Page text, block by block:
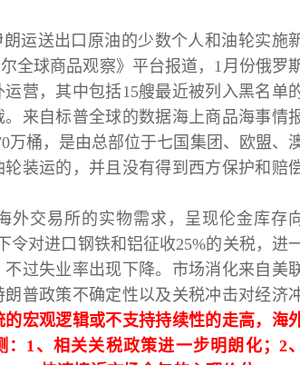
张尧浠 打卡获得 15积分
袁友江 打卡获得 10积分
张尧浠 打卡获得 20积分
何小冰 打卡获得 10积分
张尧浠 打卡获得 20积分
何小冰 打卡获得 20积分
运送出口原油的少数个人和油轮实施
全球商品观察》平台报道，1月份俄罗
营，其中包括15艘最近被列入黑名单
来自标普全球的数据海上商品海事情
万桶，是由总部位于七国集团、欧盟、
装运的，并且没有得到西方保护和赔
外交易所的实物需求，呈现伦金库存
令对进口钢铁和铝征收25%的关税，进
过失业率出现下降。市场消化来自美
普政策不确定性以及关税冲击对经济
的宏观逻辑或不支持持续性的走高，海
1、相关关税政策进一步明朗化；2、